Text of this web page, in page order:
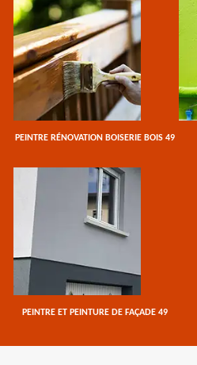
PEINTRE RÉNOVATION BOISERIE BOIS 49
PEINTRE ET PEINTURE DE FAÇADE 49